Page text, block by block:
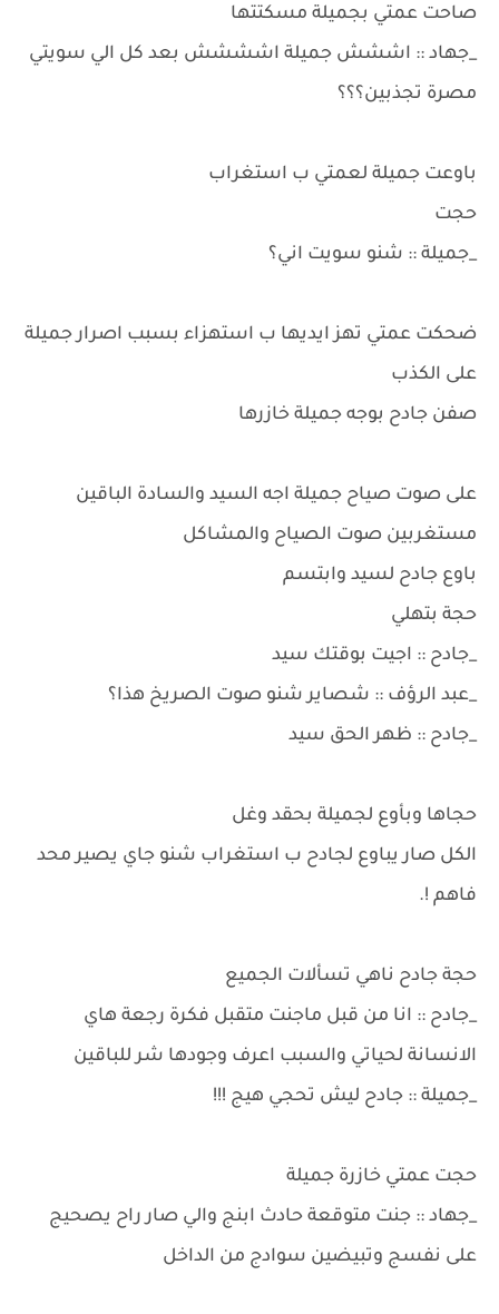
صاحت عمتي بجميلة مسكتتها
_جهاد :: اششش جميلة اشششش بعد كل الي سويتي
مصرة تجذبين؟؟؟
باوعت جميلة لعمتي ب استغراب
حجت
_جميلة :: شنو سويت اني؟
ضحكت عمتي تهز ايديها ب استهزاء بسبب اصرار جميلة
على الكذب
صفن جادح بوجه جميلة خازرها
على صوت صياح جميلة اجه السيد والسادة الباقين
مستغربين صوت الصياح والمشاكل
باوع جادح لسيد وابتسم
حجة بتهلي
_جادح :: اجيت بوقتك سيد
_عبد الرؤف :: شصاير شنو صوت الصريخ هذا؟
_جادح :: ظهر الحق سيد
حجاها وبأوع لجميلة بحقد وغل
الكل صار يباوع لجادح ب استغراب شنو جاي يصير محد
فاهم !.
حجة جادح ناهي تسألات الجميع
_جادح :: انا من قبل ماجنت متقبل فكرة رجعة هاي
الانسانة لحياتي والسبب اعرف وجودها شر للباقين
_جميلة :: جادح ليش تحجي هيج !!!
حجت عمتي خازرة جميلة
_جهاد :: جنت متوقعة حادث ابنج والي صار راح يصحيج
على نفسج وتبيضين سوادج من الداخل